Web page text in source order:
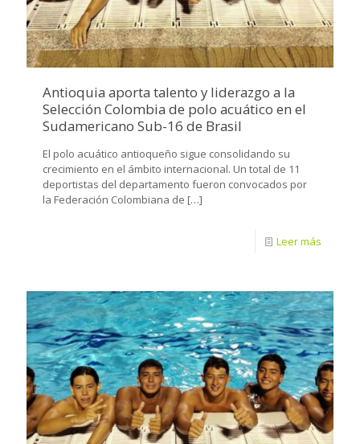
Antioquia aporta talento y liderazgo a la
Selección Colombia de polo acuático en el
Sudamericano Sub-16 de Brasil
El polo acuático antioqueño sigue consolidando su
crecimiento en el ámbito internacional. Un total de 11
deportistas del departamento fueron convocados por
la Federación Colombiana de […]
Leer más